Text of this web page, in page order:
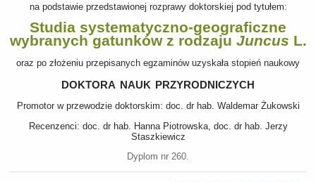
na podstawie przedstawionej rozprawy doktorskiej pod tytułem:
Studia systematyczno-geograficzne
wybranych gatunków z rodzaju Juncus L.
oraz po złożeniu przepisanych egzaminów uzyskała stopień naukowy
doktora nauk przyrodniczych
Promotor w przewodzie doktorskim: doc. dr hab. Waldemar Żukowski
Recenzenci: doc. dr hab. Hanna Piotrowska, doc. dr hab. Jerzy
Staszkiewicz
Dyplom nr 260.